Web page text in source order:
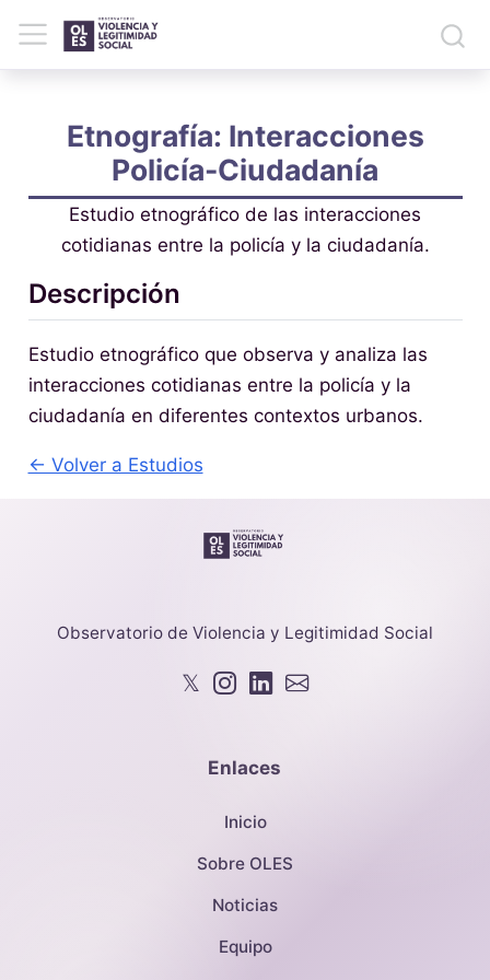
Etnografía: Interacciones
Policía-Ciudadanía
Estudio etnográfico de las interacciones
cotidianas entre la policía y la ciudadanía.
Descripción
Estudio etnográfico que observa y analiza las
interacciones cotidianas entre la policía y la
ciudadanía en diferentes contextos urbanos.
← Volver a Estudios
Observatorio de Violencia y Legitimidad Social
𝕏
Enlaces
Inicio
Sobre OLES
Noticias
Equipo